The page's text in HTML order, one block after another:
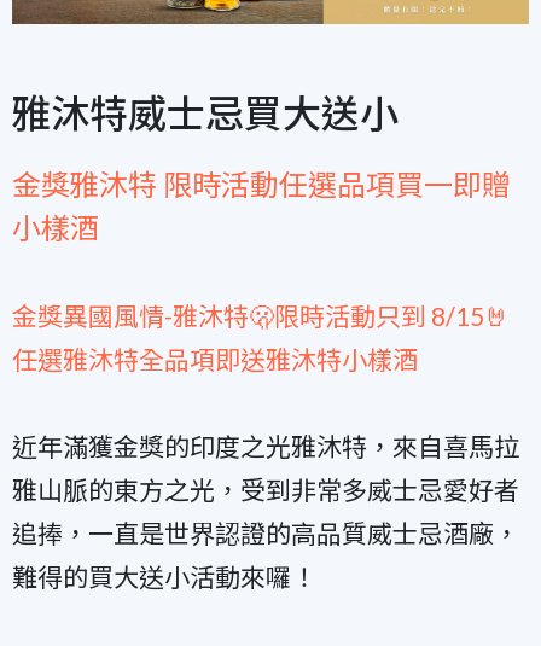
雅沐特威士忌買大送小
金獎雅沐特 限時活動任選品項買一即贈
小樣酒
金獎異國風情-雅沐特🫢限時活動只到 8/15🤘
任選雅沐特全品項即送雅沐特小樣酒
近年滿獲金獎的印度之光雅沐特，來自喜馬拉
雅山脈的東方之光，受到非常多威士忌愛好者
追捧，一直是世界認證的高品質威士忌酒廠，
難得的買大送小活動來囉！